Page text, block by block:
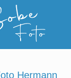
Hermann